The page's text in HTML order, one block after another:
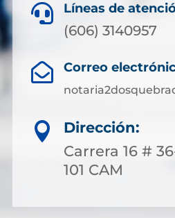
 Líneas de
(606) 3140957
 Correo

Dirección:
Carrera 16 #
101 CAM